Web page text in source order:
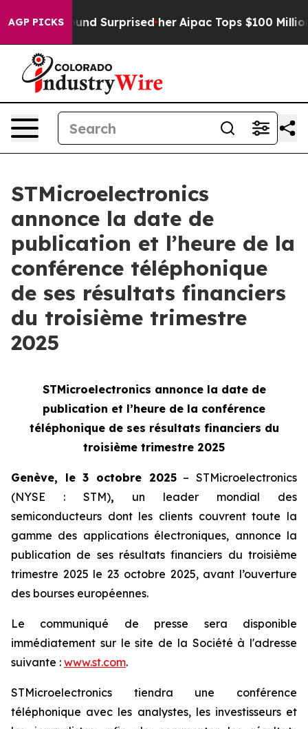
AGP PICKS
she Found Surprised her Aipac Tops $100 Million
STMicroelectronics
annonce la date de
publication et l’heure de la
conférence téléphonique
de ses résultats financiers
du troisième trimestre
2025
STMicroelectronics annonce la date de
publication et l’heure de la conférence
téléphonique de ses résultats financiers du
troisième trimestre 2025
Genève, le 3 octobre 2025– STMicroelectronics
(NYSE : STM), un leader mondial des
semiconducteurs dont les clients couvrent toute la
gamme des applications électroniques, annonce la
publication de ses résultats financiers du troisième
trimestre 2025 le 23 octobre 2025, avant l’ouverture
des bourses européennes.
Le communiqué de presse sera disponible
immédiatement sur le site de la Société à l'adresse
suivante : www.st.com.
STMicroelectronics tiendra une conférence
téléphonique avec les analystes, les investisseurs et